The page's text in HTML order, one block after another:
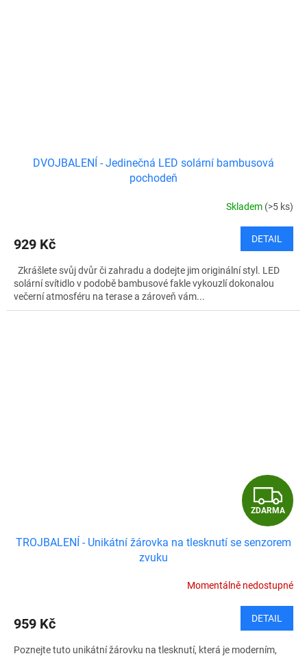
DVOJBALENÍ - Jedinečná LED solární bambusová
pochodeň
Skladem (>5 ks)
929 Kč DETAIL
Zkrášlete svůj dvůr či zahradu a dodejte jim originální styl. LED
solární svítidlo v podobě bambusové fakle vykouzlí dokonalou
večerní atmosféru na terase a zároveň vám...
Z
D
A
R
M
A
ZDARMA
TROJBALENÍ - Unikátní žárovka na tlesknutí se senzorem
zvuku
Momentálně nedostupné
959 Kč DETAIL
Poznejte tuto unikátní žárovku na tlesknutí, která je moderním,